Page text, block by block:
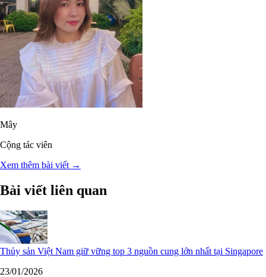
Mây
Cộng tác viên
Xem thêm bài viết →
Bài viết liên quan
Thủy sản Việt Nam giữ vững top 3 nguồn cung lớn nhất tại Singapore
23/01/2026